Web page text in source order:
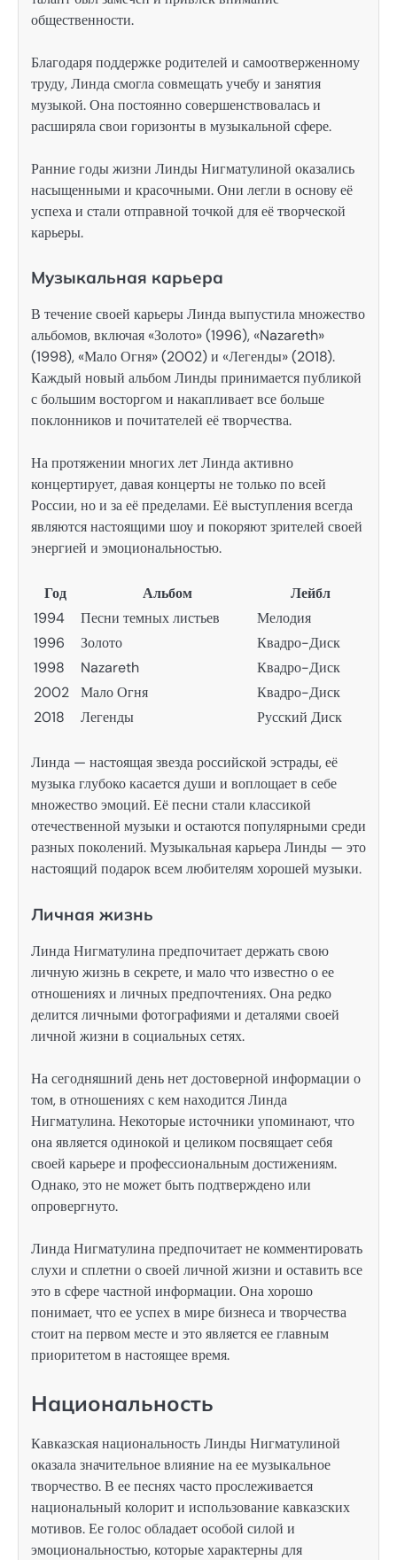
общественности.
Благодаря поддержке родителей и самоотверженному
труду, Линда смогла совмещать учебу и занятия
музыкой. Она постоянно совершенствовалась и
расширяла свои горизонты в музыкальной сфере.
Ранние годы жизни Линды Нигматулиной оказались
насыщенными и красочными. Они легли в основу её
успеха и стали отправной точкой для её творческой
карьеры.
Музыкальная карьера
В течение своей карьеры Линда выпустила множество
альбомов, включая «Золото» (1996), «Nazareth»
(1998), «Мало Огня» (2002) и «Легенды» (2018).
Каждый новый альбом Линды принимается публикой
с большим восторгом и накапливает все больше
поклонников и почитателей её творчества.
На протяжении многих лет Линда активно
концертирует, давая концерты не только по всей
России, но и за её пределами. Её выступления всегда
являются настоящими шоу и покоряют зрителей своей
энергией и эмоциональностью.
Год Альбом
Лейбл
1994
Песни темных листьев
Мелодия
1996
Золото
Квадро-Диск
1998
Nazareth
Квадро-Диск
2002
Мало Огня
Квадро-Диск
2018
Легенды Русский Диск
Линда — настоящая звезда российской эстрады, её
музыка глубоко касается души и воплощает в себе
множество эмоций. Её песни стали классикой
отечественной музыки и остаются популярными среди
разных поколений. Музыкальная карьера Линды — это
настоящий подарок всем любителям хорошей музыки.
Личная жизнь
Линда Нигматулина предпочитает держать свою
личную жизнь в секрете, и мало что известно о ее
отношениях и личных предпочтениях. Она редко
делится личными фотографиями и деталями своей
личной жизни в социальных сетях.
На сегодняшний день нет достоверной информации о
том, в отношениях с кем находится Линда
Нигматулина. Некоторые источники упоминают, что
она является одинокой и целиком посвящает себя
своей карьере и профессиональным достижениям.
Однако, это не может быть подтверждено или
опровергнуто.
Линда Нигматулина предпочитает не комментировать
слухи и сплетни о своей личной жизни и оставить все
это в сфере частной информации. Она хорошо
понимает, что ее успех в мире бизнеса и творчества
стоит на первом месте и это является ее главным
приоритетом в настоящее время.
Национальность
Кавказская национальность Линды Нигматулиной
оказала значительное влияние на ее музыкальное
творчество. В ее песнях часто прослеживается
национальный колорит и использование кавказских
мотивов. Ее голос обладает особой силой и
эмоциональностью, которые характерны для